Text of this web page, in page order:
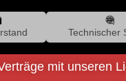
Technischer
mit unseren